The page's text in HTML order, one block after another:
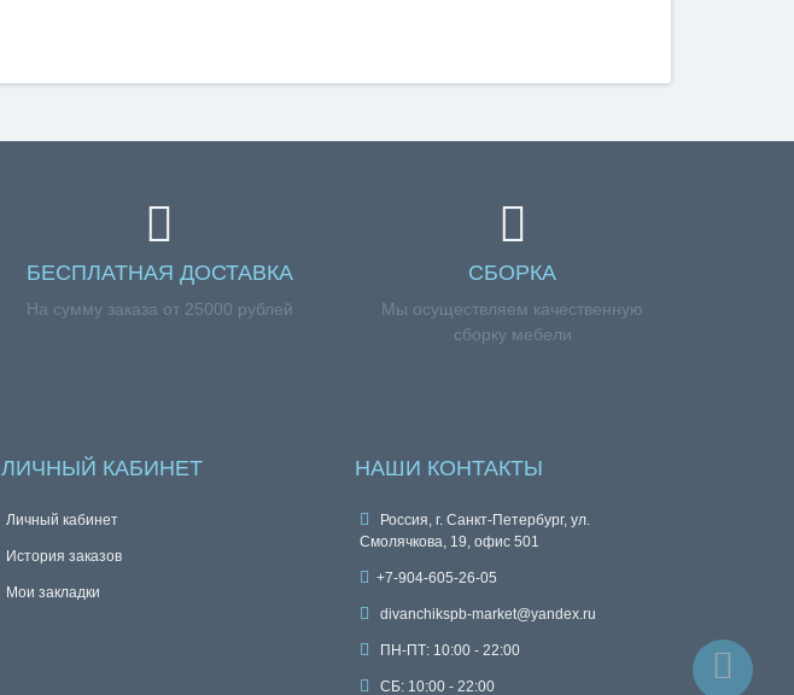
БЕСПЛАТНАЯ ДОСТАВКА
На сумму заказа от 25000 рублей
СБОРКА
Мы осуществляем качественную
сборку мебели
ЛИЧНЫЙ КАБИНЕТ
Личный кабинет
История заказов
Мои закладки
НАШИ КОНТАКТЫ
Россия, г. Санкт-Петербург, ул.
Смолячкова, 19, офис 501
+7-904-605-26-05
divanchikspb-market@yandex.ru
ПН-ПТ: 10:00 - 22:00
СБ: 10:00 - 22:00